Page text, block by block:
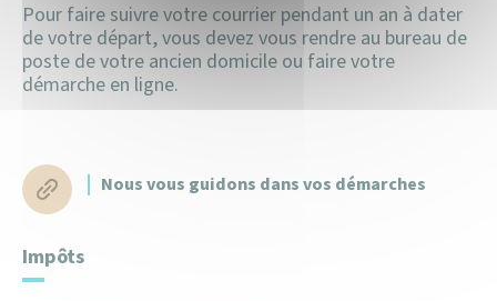
Pour faire suivre votre courrier pendant un an à dater
de votre départ, vous devez vous rendre au bureau de
poste de votre ancien domicile ou faire votre
démarche en ligne.
Nous vous guidons dans vos démarches
Impôts